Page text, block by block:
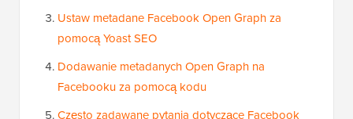
Ustaw metadane Facebook Open Graph za
pomocą Yoast SEO
Dodawanie metadanych Open Graph na
Facebooku za pomocą kodu
Często zadawane pytania dotyczące Facebook